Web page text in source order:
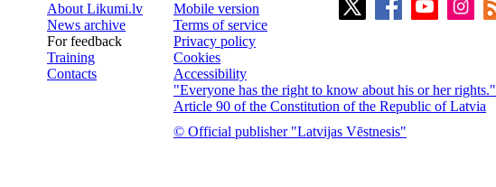
About Likumi.lv
News archive
For feedback
Training
Contacts
Mobile version
Terms of service
Privacy policy
Cookies
Accessibility
"Everyone has the right to know about his or her rights."
Article 90 of the Constitution of the Republic of Latvia
© Official publisher "Latvijas Vēstnesis"